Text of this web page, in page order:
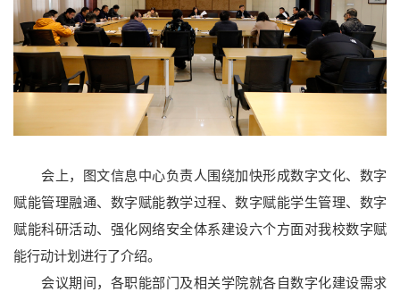
会上，图文信息中心负责人围绕加快形成数字文化、数字
赋能管理融通、数字赋能教学过程、数字赋能学生管理、数字
赋能科研活动、强化网络安全体系建设六个方面对我校数字赋
能行动计划进行了介绍。
会议期间，各职能部门及相关学院就各自数字化建设需求